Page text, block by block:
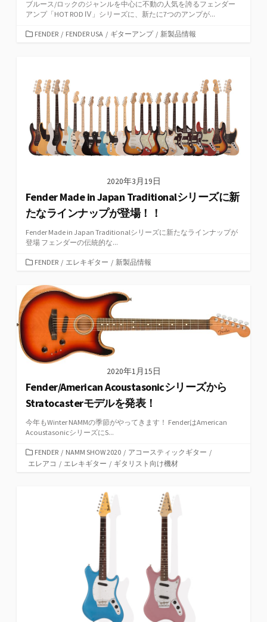
ブルース/ロックのジャンルを中心に不動の人気を誇るフェンダー
アンプ「HOT ROD Ⅳ」シリーズに、新たに7つのアンプが...
カ
ー
FENDER / FENDER USA / ギターアンプ / 新製品情報
2020年3月19日
Fender Made in Japan Traditionalシリーズに新
たなラインナップが登場！！
Fender Made in Japan Traditionalシリーズに新たなラインナップが
登場 フェンダーの伝統的な...
カ
ゴ
リ
ー
FENDER / エレキギター / 新製品情報
2020年1月15日
Fender/American Acoustasonicシリーズから
Stratocasterモデルを発表！
今年もWinter NAMMの季節がやってきます！ FenderはAmerican
AcoustasonicシリーズにS...
カ
テ
FENDER / NAMM SHOW 2020 / アコースティックギター /
エレアコ / エレキギター / ギタリスト向け機材